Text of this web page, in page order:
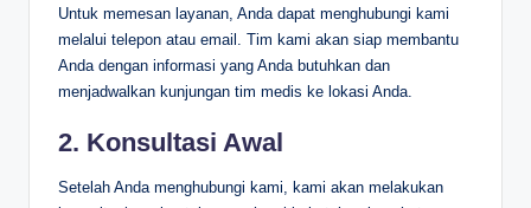
Untuk memesan layanan, Anda dapat menghubungi kami
melalui telepon atau email. Tim kami akan siap membantu
Anda dengan informasi yang Anda butuhkan dan
menjadwalkan kunjungan tim medis ke lokasi Anda.
2. Konsultasi Awal
Setelah Anda menghubungi kami, kami akan melakukan